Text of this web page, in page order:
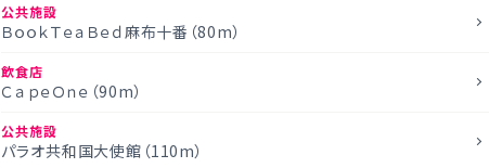
公共施設
ＢｏｏｋＴｅａＢｅｄ麻布十番（80m）
飲食店
ＣａｐｅＯｎｅ（90m）
公共施設
パラオ共和国大使館（110m）